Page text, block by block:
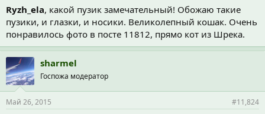
Ryzh_ela, какой пузик замечательный! Обожаю такие
пузики, и глазки, и носики. Великолепный кошак. Очень
понравилось фото в посте 11812, прямо кот из Шрека.
sharmel
Госпожа модератор
Май 26, 2015 #11,824